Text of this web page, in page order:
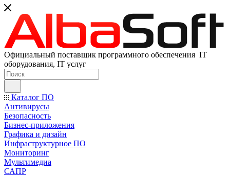
Официальный поставщик программного обеспечения IT
оборудования, IT услуг
Каталог ПО
Антивирусы
Безопасность
Бизнес-приложения
Графика и дизайн
Инфраструктурное ПО
Мониторинг
Мультимедиа
САПР